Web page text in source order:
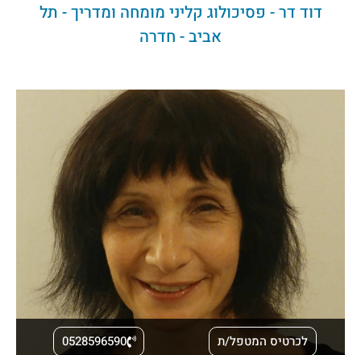
דוד דר - פסיכולוג קליני מומחה ומדריך - תל
אביב - חדרה
לכרטיס המטפל/ת 0528596590